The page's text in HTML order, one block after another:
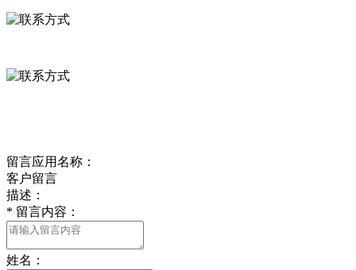
留言应用名称：
客户留言
描述：
* 留言内容：
姓名：